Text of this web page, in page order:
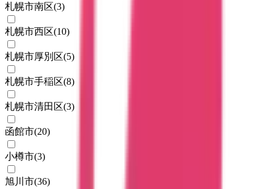
札幌市南区(3)
札幌市西区(10)
札幌市厚別区(5)
札幌市手稲区(8)
札幌市清田区(3)
函館市(20)
小樽市(3)
旭川市(36)